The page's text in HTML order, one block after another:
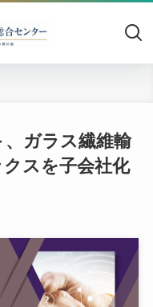
機械
、ガラス繊維輸
スを子会社化